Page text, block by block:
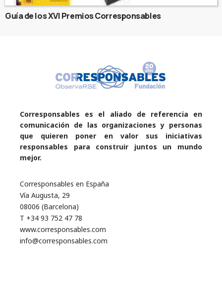
Guía de los XVI Premios Corresponsables
Corresponsables es el aliado de referencia en
comunicación de las organizaciones y personas
que quieren poner en valor sus iniciativas
responsables para construir juntos un mundo
mejor.
Corresponsables en España
Vía Augusta, 29
08006 (Barcelona)
T +34 93 752 47 78
www.corresponsables.com
info@corresponsables.com